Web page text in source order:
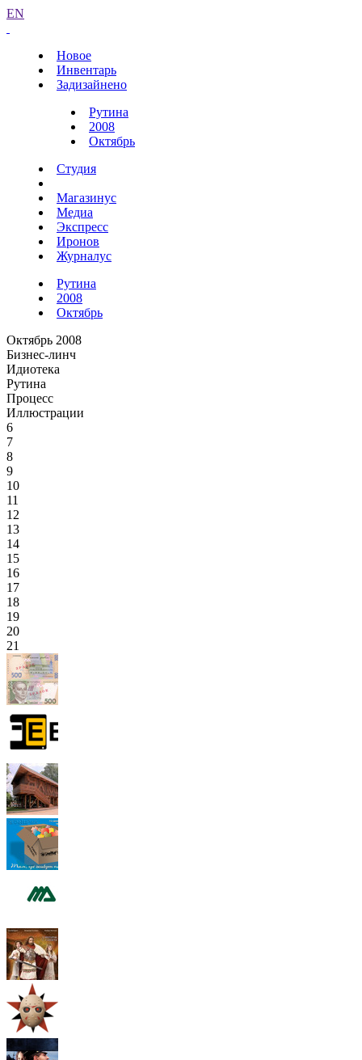
EN
Новое
Инвентарь
Задизайнено
Рутина
2008
Октябрь
Студия
Магазинус
Медиа
Экспресс
Иронов
Журналус
Рутина
2008
Октябрь
Октябрь 2008
Бизнес-линч
Идиотека
Рутина
Процесс
Иллюстрации
6
7
8
9
10
11
12
13
14
15
16
17
18
19
20
21